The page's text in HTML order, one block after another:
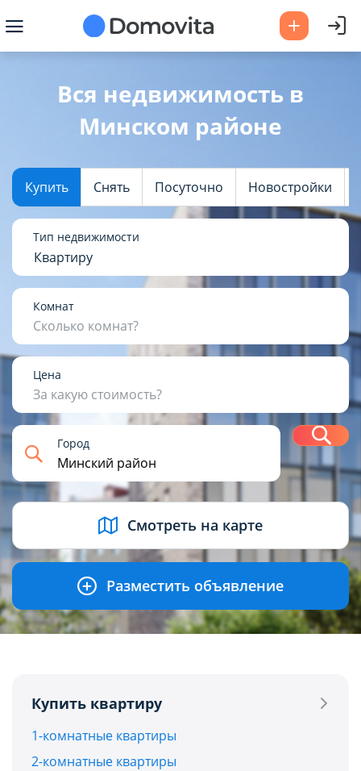
Вся недвижимость в
Минском районе
Купить Снять Посуточно Новостройки
Тип недвижимости
Квартиру
Комнат
Сколько комнат?
Цена
За какую стоимость?
USD BYN EUR RUB
Город
Смотреть на карте
Разместить объявление
Купить квартиру
1-комнатные квартиры
2-комнатные квартиры
Да Выбрать город